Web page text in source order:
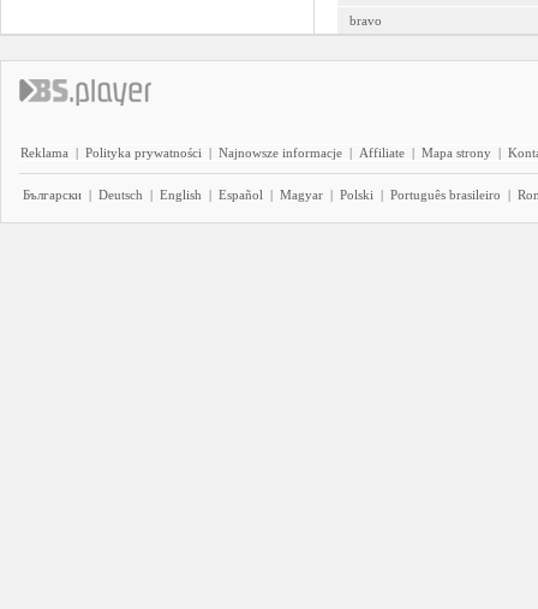
bravo
Reklama | Polityka prywatności | Najnowsze informacje | Affiliate | Mapa strony |
Български | Deutsch | English | Español | Magyar | Polski | Português brasileiro |